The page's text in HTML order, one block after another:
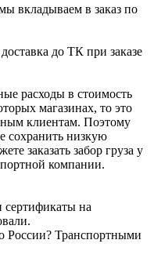
вкладываем в заказ по
до ТК при заказе
расходы в стоимость
магазинах, то это
клиентам. Поэтому
сохранить низкую
заказать забор груза у
компании.
на
России? Транспортными